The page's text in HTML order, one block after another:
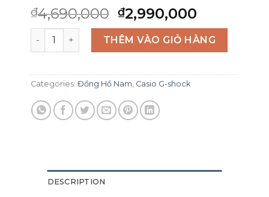
₫4,690,000 Original
price
was:
₫4,690,000.
₫2,990,000
price
is:
GA-2100PT-2A quantityTHÊM VÀO GIỎ HÀNG
Categories: Đồng Hồ Nam Casio G-shock
DESCRIPTION